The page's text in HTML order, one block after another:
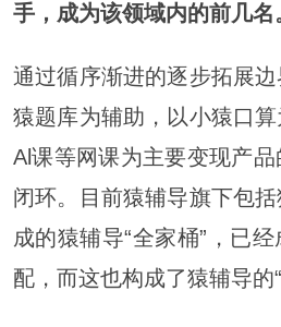
手，成为该领域内的前几名
通过循序渐进的逐步拓展
猿题库为辅助，以小猿口
Al课等网课为主要变现产
闭环。目前猿辅导旗下包
成的猿辅导“全家桶”，已
配，而这也构成了猿辅导的“